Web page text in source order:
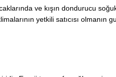
ve kışın dondurucu
yetkili satıcısı olmanın